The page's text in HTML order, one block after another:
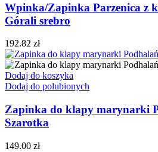
Wpinka/Zapinka Parzenica z
Górali srebro
192.82 zł
Dodaj do koszyka
Dodaj do polubionych
Zapinka do klapy marynarki
Szarotka
149.00 zł